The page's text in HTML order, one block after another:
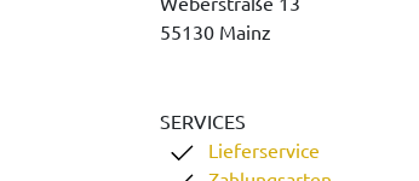
55130 Mainz
SERVICES
Lieferservice